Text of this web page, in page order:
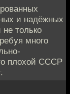
и надёжных
только
много
плохой СССР